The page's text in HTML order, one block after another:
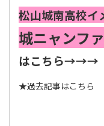
松山城南高校イ
城ニャンフ
はこちら→→→
★過去記事はこちら